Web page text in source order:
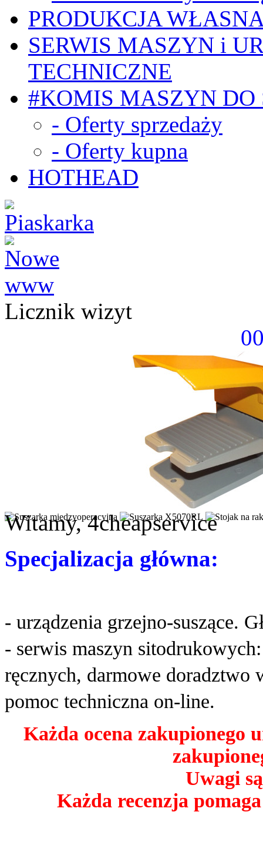
PRODUKCJA
SERWIS MASZYN i
TECHNICZNE
#KOMIS MASZYN DO
- Oferty sprzedaży
- Oferty kupna
HOTHEAD
Licznik wizyt
Witamy, 4cheapservice
Specjalizacja główna:
- urządzenia grzejno-suszące.
- serwis maszyn
ręcznych, darmowe doradztwo
pomoc techniczna on-line.
Każda ocena zakupionego
Uwagi
Każda recenzja